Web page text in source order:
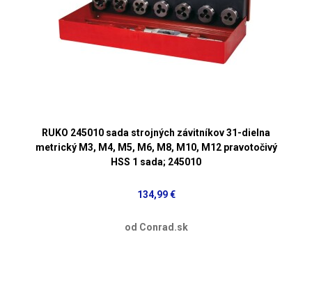
RUKO 245010 sada strojných závitníkov 31-dielna
metrický M3, M4, M5, M6, M8, M10, M12 pravotočivý
HSS 1 sada; 245010
134,99 €
od Conrad.sk